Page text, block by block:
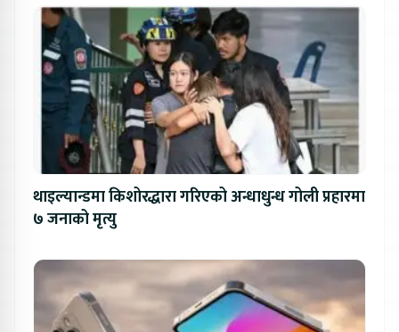
थाइल्यान्डमा किशोरद्धारा गरिएको अन्धाधुन्ध गोली प्रहारमा
७ जनाको मृत्यु